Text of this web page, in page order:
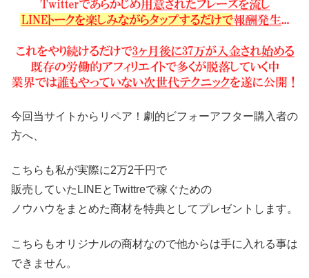
今回当サイトからリペア！劇的ビフォーアフター購入者の
方へ、
こちらも私が実際に2万2千円で
販売していたLINEとTwittreで稼ぐための
ノウハウをまとめた商材を特典としてプレゼントします。
こちらもオリジナルの商材なので他からは手に入れる事は
できません。